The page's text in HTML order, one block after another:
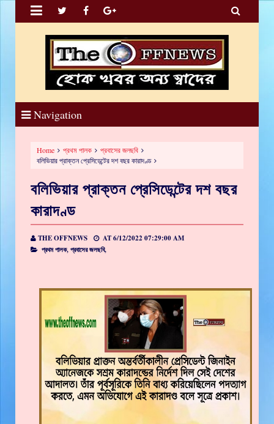
 
Navigation
Home প্রথম পালক
প্রবাসের জলছবি
বলিভিয়ার প্রাক্তন প্রেসিডেন্টের দশ বছর কারাদণ্ড
বলিভিয়ার প্রাক্তন প্রেসিডেন্টের দশ বছর
কারাদণ্ড
THE OFFNEWS AT6/12/2022 07:29:00 AM
প্রথম পালক,প্রবাসের জলছবি,